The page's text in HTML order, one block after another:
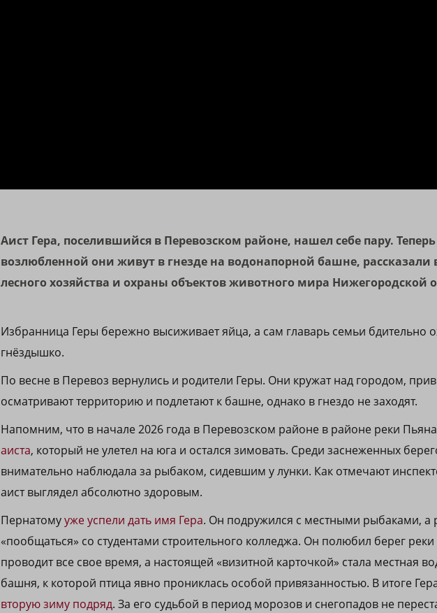
Аист Гера, поселившийся в Перевозском районе, нашел себе пару. Теперь
возлюбленной они живут в гнезде на водонапорной башне, рассказали
лесного хозяйства и охраны объектов животного мира Нижегородской
Избранница Геры бережно высиживает яйца, а сам главарь семьи бдительно
гнёздышко.
По весне в Перевоз вернулись и родители Геры. Они кружат над городом,
осматривают территорию и подлетают к башне, однако в гнездо не заходят.
Напомним, что в начале 2026 года в Перевозском районе в районе реки Пьяна
аиста, который не улетел на юга и остался зимовать. Среди заснеженных
внимательно наблюдала за рыбаком, сидевшим у лунки. Как отмечают
аист выглядел абсолютно здоровым.
Пернатомууже успели дать имя Гера. Он подружился с местными рыбаками, а
«пообщаться» со студентами строительного колледжа. Он полюбил берег
проводит все свое время, а настоящей «визитной карточкой» стала местная
башня, к которой птица явно прониклась особой привязанностью. В итоге
вторую зиму подряд. За его судьбой в период морозов и снегопадов не